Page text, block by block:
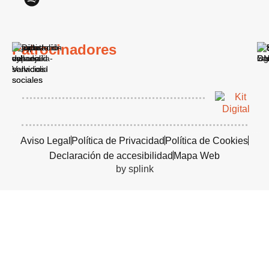
Patrocinadores
Aviso Legal Política de Privacidad Política de Cookies
Declaración de accesibilidad Mapa Web
by splink